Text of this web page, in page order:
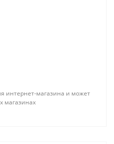
интернет-магазина и может
магазинах